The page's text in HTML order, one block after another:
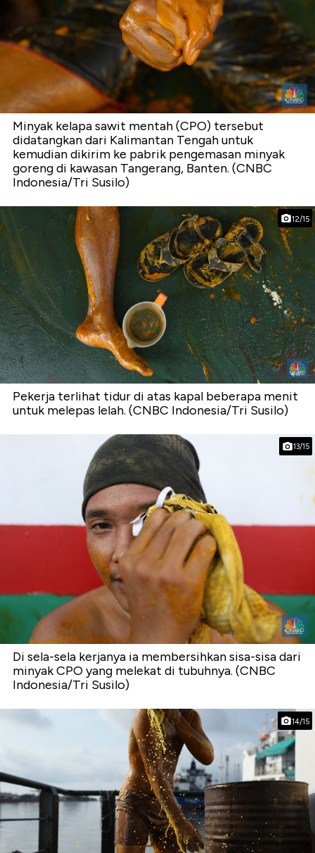
Minyak kelapa sawit mentah (CPO) tersebut
didatangkan dari Kalimantan Tengah untuk
kemudian dikirim ke pabrik pengemasan minyak
goreng di kawasan Tangerang, Banten. (CNBC
Indonesia/Tri Susilo)
12/15
Pekerja terlihat tidur di atas kapal beberapa menit
untuk melepas lelah. (CNBC Indonesia/Tri Susilo)
13/15
Di sela-sela kerjanya ia membersihkan sisa-sisa dari
minyak CPO yang melekat di tubuhnya. (CNBC
Indonesia/Tri Susilo)
14/15